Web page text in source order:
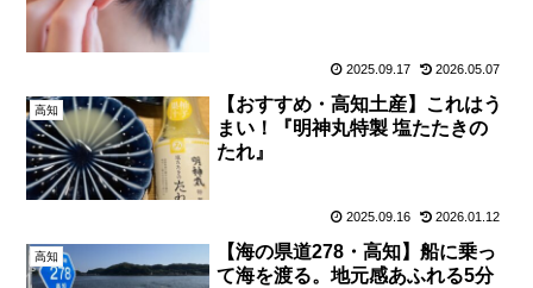
2025.09.17 2026.05.07
高知
【おすすめ・高知土産】これはう
まい！『明神丸特製 塩たたきの
たれ』
2025.09.16 2026.01.12
高知
【海の県道278・高知】船に乗っ
て海を渡る。地元感あふれる5分